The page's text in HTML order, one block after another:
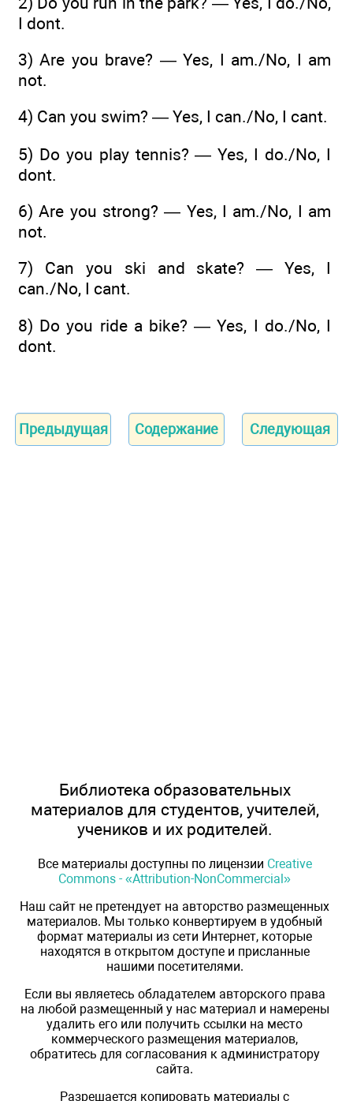
I dont.
3) Are you brave? — Yes, I am./No, I am
not.
4) Can you swim? — Yes, I can./No, I cant.
5) Do you play tennis? — Yes, I do./No, I
dont.
6) Are you strong? — Yes, I am./No, I am
not.
7) Can you ski and skate? — Yes, I
can./No, I cant.
8) Do you ride a bike? — Yes, I do./No, I
dont.
Предыдущая Содержание Следующая
Библиотека образовательных
материалов для студентов, учителей,
учеников и их родителей.
Все материалы доступны по лицензии Creative
Commons - «Attribution-NonCommercial»
Наш сайт не претендует на авторство размещенных
материалов. Мы только конвертируем в удобный
формат материалы из сети Интернет, которые
находятся в открытом доступе и присланные
нашими посетителями.
Если вы являетесь обладателем авторского права
на любой размещенный у нас материал и намерены
удалить его или получить ссылки на место
коммерческого размещения материалов,
обратитесь для согласования к администратору
сайта.
Разрешается копировать материалы с